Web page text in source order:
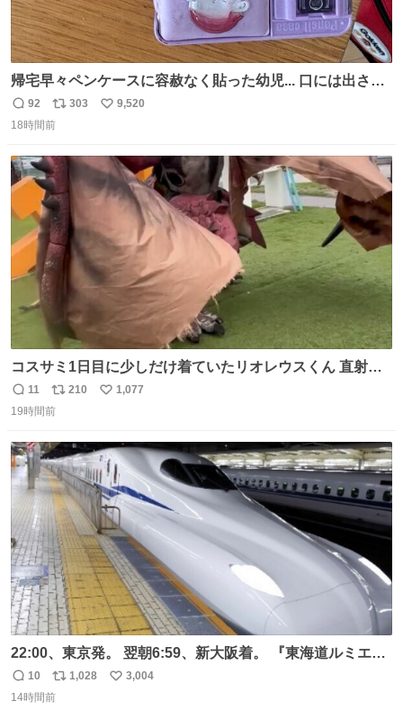
帰宅早々ペンケースに容赦なく貼った幼児... 口には出さぬ
が勿体無い精神で心がざわつく.....ッ
返
信
92
リ
ポ
ト
数
303
い
数
9,520
18時間前
コスサミ1日目に少しだけ着ていたリオレウスくん 直射日
光下で暑すぎて疲労状態 火耐性15ではだめですね 適応珠
Lv1と耐火珠Lv3装備しないと真夏の名古屋は過ごせぬよう
返
信
11
リ
ポ
ト
数
210
い
数
1,077
19時間前
22:00、東京発。 翌朝6:59、新大阪着。 『東海道ルミエー
ルエクスプレス』が今夜、初運行！ 岐阜羽島駅で夜を越す
東海道新幹線。寝台列車じゃないのに、朝まで新幹線とい
返
信
10
リ
ポ
1,028
い
3,004
14時間前